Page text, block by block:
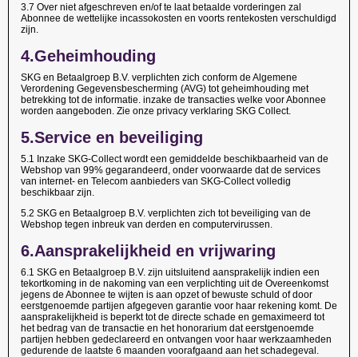
3.7 Over niet afgeschreven en/of te laat betaalde vorderingen zal
Abonnee de wettelijke incassokosten en voorts rentekosten verschuldigd
zijn.
4.Geheimhouding
SKG en Betaalgroep B.V. verplichten zich conform de Algemene
Verordening Gegevensbescherming (AVG) tot geheimhouding met
betrekking tot de informatie. inzake de transacties welke voor Abonnee
worden aangeboden. Zie onze privacy verklaring SKG Collect.
5.Service en beveiliging
5.1 Inzake SKG-Collect wordt een gemiddelde beschikbaarheid van de
Webshop van 99% gegarandeerd, onder voorwaarde dat de services
van internet- en Telecom aanbieders van SKG-Collect volledig
beschikbaar zijn.
5.2 SKG en Betaalgroep B.V. verplichten zich tot beveiliging van de
Webshop tegen inbreuk van derden en computervirussen.
6.Aansprakelijkheid en vrijwaring
6.1 SKG en Betaalgroep B.V. zijn uitsluitend aansprakelijk indien een
tekortkoming in de nakoming van een verplichting uit de Overeenkomst
jegens de Abonnee te wijten is aan opzet of bewuste schuld of door
eerstgenoemde partijen afgegeven garantie voor haar rekening komt. De
aansprakelijkheid is beperkt tot de directe schade en gemaximeerd tot
het bedrag van de transactie en het honorarium dat eerstgenoemde
partijen hebben gedeclareerd en ontvangen voor haar werkzaamheden
gedurende de laatste 6 maanden voorafgaand aan het schadegeval.